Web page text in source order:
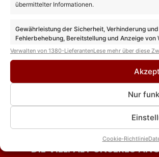
übermittelter Informationen.
Gewährleistung der Sicherheit, Verhinderung
Fehlerbehebung, Bereitstellung und Anzeige von
Entscheidungen zum Datenschutz speichern und
Verwalten von 1380-LieferantenLese mehr über diese
Nur
Cookie-Richtlinie
nach der
Fans
DIE VIELFALT UNSERES